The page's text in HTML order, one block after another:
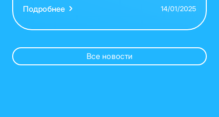
Все новости
с чем ООО «ККС» вносятся изменения в
следующие тарифы:
Подробнее 14/01/2025